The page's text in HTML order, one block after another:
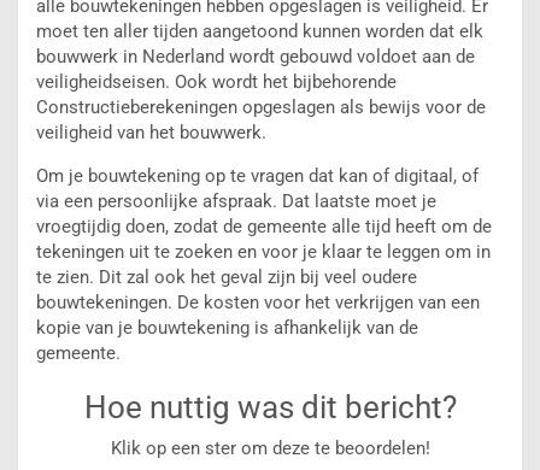
alle bouwtekeningen hebben opgeslagen is veiligheid. Er
moet ten aller tijden aangetoond kunnen worden dat elk
bouwwerk in Nederland wordt gebouwd voldoet aan de
veiligheidseisen. Ook wordt het bijbehorende
Constructieberekeningen opgeslagen als bewijs voor de
veiligheid van het bouwwerk.
Om je bouwtekening op te vragen dat kan of digitaal, of
via een persoonlijke afspraak. Dat laatste moet je
vroegtijdig doen, zodat de gemeente alle tijd heeft om de
tekeningen uit te zoeken en voor je klaar te leggen om in
te zien. Dit zal ook het geval zijn bij veel oudere
bouwtekeningen. De kosten voor het verkrijgen van een
kopie van je bouwtekening is afhankelijk van de
gemeente.
Hoe nuttig was dit bericht?
Klik op een ster om deze te beoordelen!